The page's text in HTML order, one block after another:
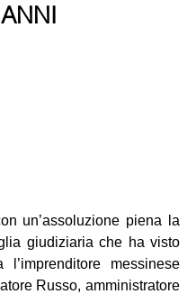
un’assoluzione piena la
giudiziaria che ha visto
l’imprenditore messinese
Russo, amministratore